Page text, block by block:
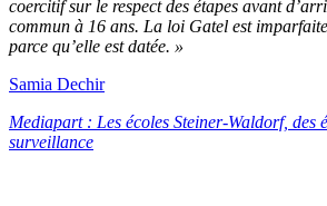
coercitif sur le respect des étapes avant
commun à 16 ans. La loi Gatel est
parce qu’elle est datée. »
Samia Dechir
Mediapart : Les écoles Steiner-Waldorf, des
surveillance